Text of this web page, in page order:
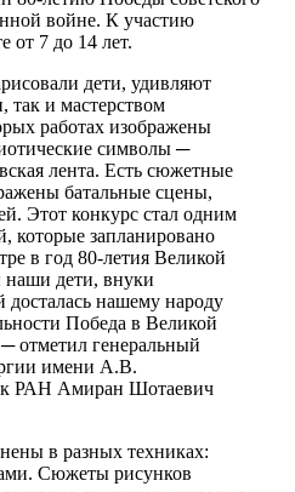
войне. К участию
от 7 до 14 лет.
дети, удивляют
так и мастерством
работах изображены
символы ─
лента. Есть сюжетные
батальные сцены,
Этот конкурс стал одним
которые запланировано
в год 80-летия Великой
дети, внуки
нашему народу
Победа в Великой
отметил генеральный
имени А.В.
РАН Амиран Шотаевич
в разных техниках:
Сюжеты рисунков